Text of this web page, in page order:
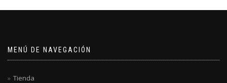
MENÚ DE NAVEGACIÓN
Tienda